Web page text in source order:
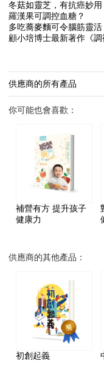
冬菇如靈芝，有抗癌妙用
羅漢果可調控血糖？
多吃蕎麥麵可令腦筋靈活
顧小培博士最新著作《
供應商的所有產品
你可能也會喜歡：
補營有方 提升孩子
健康力
供應商的其他產品：
初創起義